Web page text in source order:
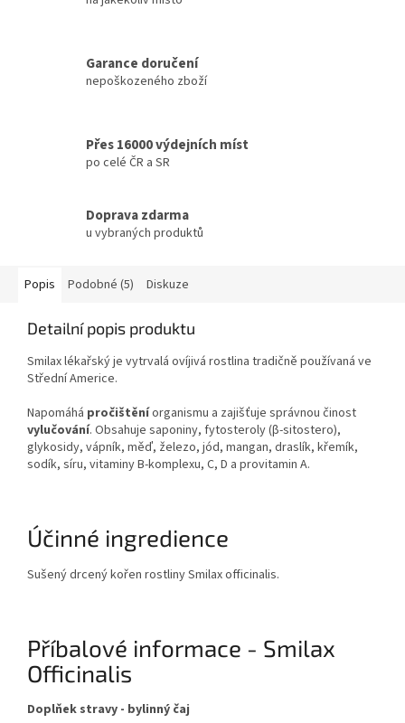
Garance doručení
nepoškozeného zboží
Přes 16000 výdejních míst
po celé ČR a SR
Doprava zdarma
u vybraných produktů
Popis Podobné (5) Diskuze
Detailní popis produktu
Smilax lékařský je vytrvalá ovíjivá rostlina tradičně používaná ve
Střední Americe.
Napomáhá pročištěníorganismu a zajišťuje správnou činost
vylučování. Obsahuje saponiny, fytosteroly (β-sitostero),
glykosidy, vápník, měď, železo, jód, mangan, draslík, křemík,
sodík, síru, vitaminy B-komplexu, C, D a provitamin A.
Účinné ingredience
Sušený drcený kořen rostliny Smilax officinalis.
Příbalové informace - Smilax
Officinalis
Doplňek stravy - bylinný čaj